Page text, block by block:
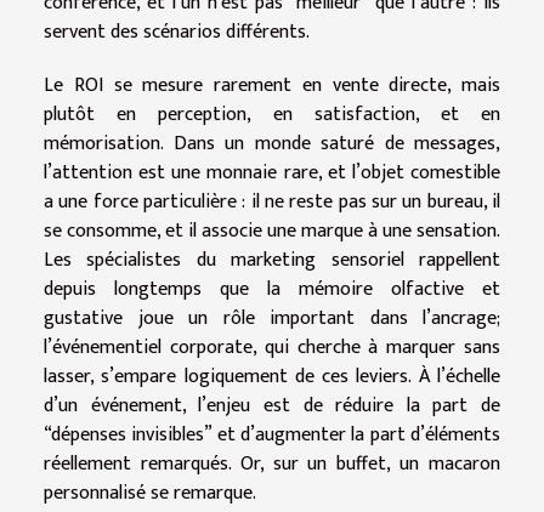
servent des scénarios différents.
Le ROI se mesure rarement en vente directe, mais
plutôt en perception, en satisfaction, et en
mémorisation. Dans un monde saturé de messages,
l’attention est une monnaie rare, et l’objet comestible
a une force particulière : il ne reste pas sur un bureau, il
se consomme, et il associe une marque à une sensation.
Les spécialistes du marketing sensoriel rappellent
depuis longtemps que la mémoire olfactive et
gustative joue un rôle important dans l’ancrage;
l’événementiel corporate, qui cherche à marquer sans
lasser, s’empare logiquement de ces leviers. À l’échelle
d’un événement, l’enjeu est de réduire la part de
“dépenses invisibles” et d’augmenter la part d’éléments
réellement remarqués. Or, sur un buffet, un macaron
personnalisé se remarque.